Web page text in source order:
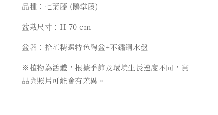
品種：七葉藤 (鵝掌藤)
盆栽尺寸：H 70 cm
盆器：拾花精選特色陶盆+不鏽鋼水盤
※植物為活體，根據季節及環境生長速度不同，實
品與照片可能會有差異。